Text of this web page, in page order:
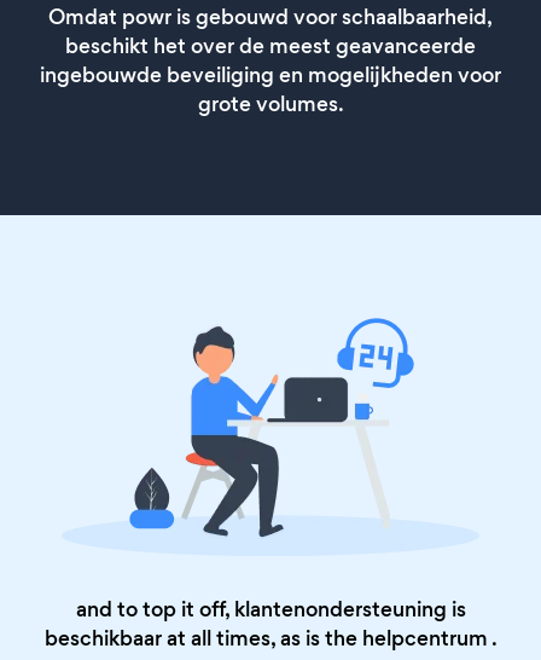
Omdat powr is gebouwd voor schaalbaarheid,
beschikt het over de meest geavanceerde
ingebouwde beveiliging en mogelijkheden voor
grote volumes.
and to top it off, klantenondersteuning is
beschikbaar at all times, as is the helpcentrum .